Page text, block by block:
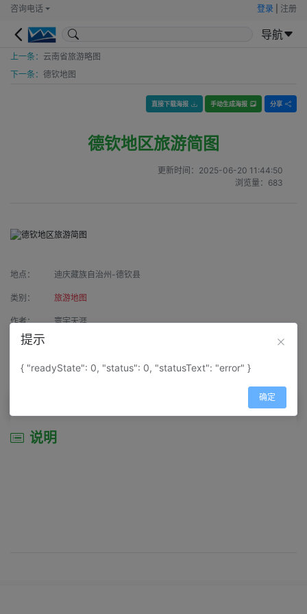
咨询电话 登录 注册
导航
上一条： 云南省旅游略图
下一条： 德钦地图
直接下载海报 手动生成海报 分享
德钦地区旅游简图
更新时间： 2025-06-20 11:44:50
浏览量： 683
地点： 迪庆藏族自治州-德钦县
类别： 旅游地图
作者： 寰宇天涯
来源：
属性： 地图属性： 地图类型-旅游资源分布图
说明
提示
{ "readyState": 0, "status": 0, "statusText": "error" }
确定